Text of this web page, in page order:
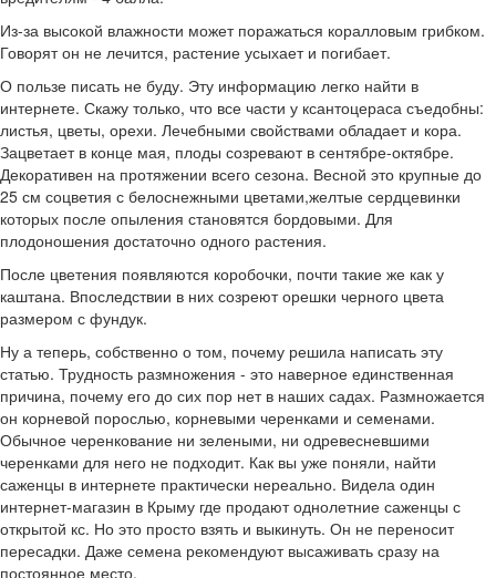
Из-за высокой влажности может поражаться коралловым грибком.
Говорят он не лечится, растение усыхает и погибает.
О пользе писать не буду. Эту информацию легко найти в
интернете. Скажу только, что все части у ксантоцераса съедобны:
листья, цветы, орехи. Лечебными свойствами обладает и кора.
Зацветает в конце мая, плоды созревают в сентябре-октябре.
Декоративен на протяжении всего сезона. Весной это крупные до
25 см соцветия с белоснежными цветами,желтые сердцевинки
которых после опыления становятся бордовыми. Для
плодоношения достаточно одного растения.
После цветения появляются коробочки, почти такие же как у
каштана. Впоследствии в них созреют орешки черного цвета
размером с фундук.
Ну а теперь, собственно о том, почему решила написать эту
статью. Трудность размножения - это наверное единственная
причина, почему его до сих пор нет в наших садах. Размножается
он корневой порослью, корневыми черенками и семенами.
Обычное черенкование ни зелеными, ни одревесневшими
черенками для него не подходит. Как вы уже поняли, найти
саженцы в интернете практически нереально. Видела один
интернет-магазин в Крыму где продают однолетние саженцы с
открытой кс. Но это просто взять и выкинуть. Он не переносит
пересадки. Даже семена рекомендуют высаживать сразу на
постоянное место.